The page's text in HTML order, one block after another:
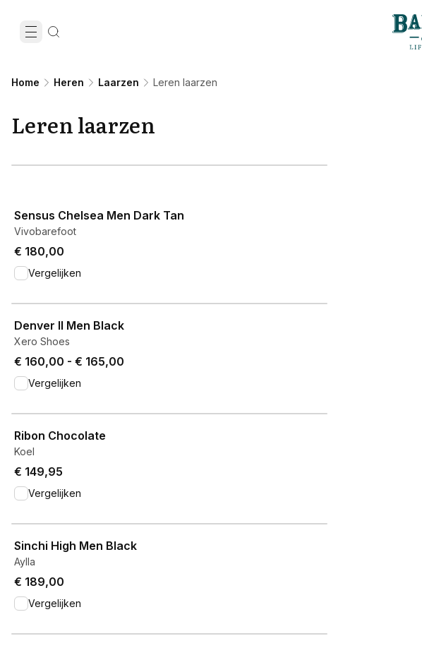
Home Heren Laarzen Leren laarzen
Leren laarzen
Sensus Chelsea Men Dark Tan
Vivobarefoot
€ 180,00
Vergelijken
Denver II Men Black
Xero Shoes
Price from € 160,00 to € 165,00.
€ 160,00 - € 165,00
Vergelijken
Ribon Chocolate
Koel
€ 149,95
Vergelijken
Sinchi High Men Black
Aylla
€ 189,00
Vergelijken